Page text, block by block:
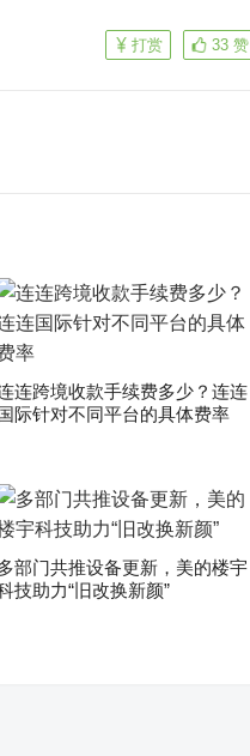
33 赞
打赏
连跨境收款手续费多少？连连
际针对不同平台的具体费率
部门共推设备更新，美的楼宇
技助力“旧改换新颜”